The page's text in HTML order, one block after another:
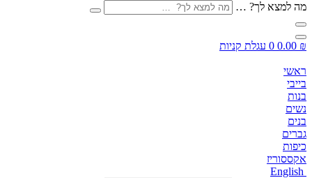
מה למצא לך? …
0.00 ₪
0 עגלת קניות
ראשי
בייבי
בנות
נשים
בנים
גברים
כיפות
אקססוריז
English